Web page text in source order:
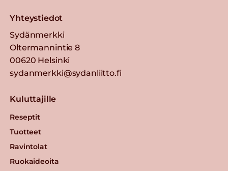
Yhteystiedot
Sydänmerkki
Oltermannintie 8
00620 Helsinki
sydanmerkki@sydanliitto.fi
Kuluttajille
Reseptit
Tuotteet
Ravintolat
Ruokaideoita